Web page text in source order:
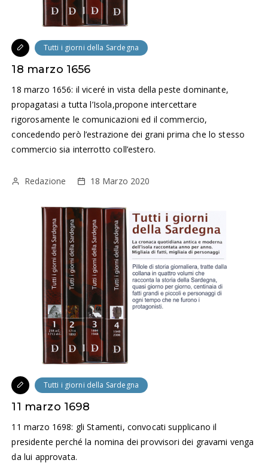
Tutti i giorni della Sardegna
18 marzo 1656
18 marzo 1656: il viceré in vista della peste dominante,
propagatasi a tutta l’Isola,propone intercettare
rigorosamente le comunicazioni ed il commercio,
concedendo però l’estrazione dei grani prima che lo stesso
commercio sia interrotto coll’estero.
Redazione 18 Marzo 2020
Tutti i giorni della Sardegna
11 marzo 1698
11 marzo 1698: gli Stamenti, convocati supplicano il
presidente perché la nomina dei provvisori dei gravami venga
da lui approvata.